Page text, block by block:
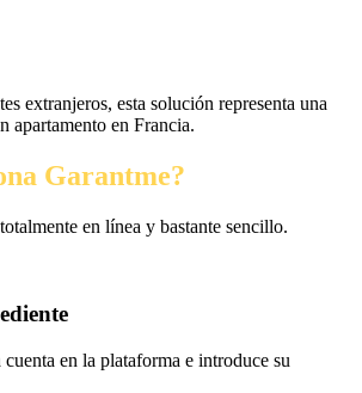
extranjeros, esta solución representa una
apartamento en Francia.
Garantme?
en línea y bastante sencillo.
en la plataforma e introduce su